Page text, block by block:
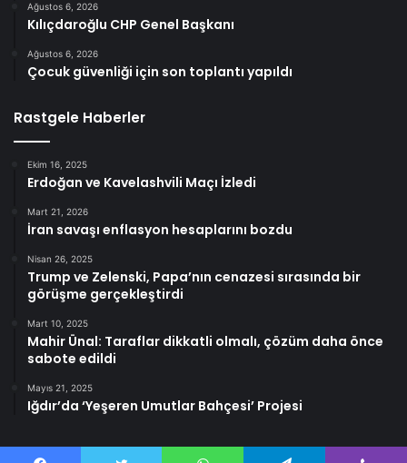
Ağustos 6, 2026
Kılıçdaroğlu CHP Genel Başkanı
Ağustos 6, 2026
Çocuk güvenliği için son toplantı yapıldı
Rastgele Haberler
Ekim 16, 2025
Erdoğan ve Kavelashvili Maçı İzledi
Mart 21, 2026
İran savaşı enflasyon hesaplarını bozdu
Nisan 26, 2025
Trump ve Zelenski, Papa’nın cenazesi sırasında bir
görüşme gerçekleştirdi
Mart 10, 2025
Mahir Ünal: Taraflar dikkatli olmalı, çözüm daha önce
sabote edildi
Mayıs 21, 2025
Iğdır’da ‘Yeşeren Umutlar Bahçesi’ Projesi